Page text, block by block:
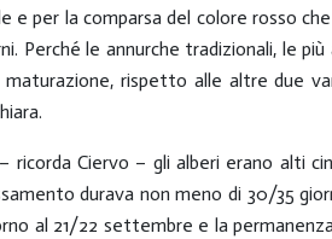
e per la comparsa del colore rosso
Perché le annurche tradizionali, le più
rispetto alle altre due
ricorda Ciervo – gli alberi erano alti
durava non meno di 30/35
al 21/22 settembre e la